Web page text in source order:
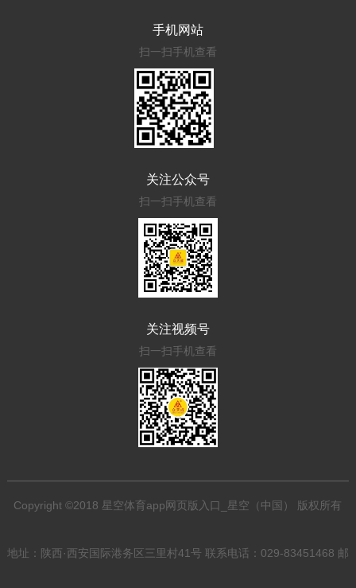
手机网站
扫一扫手机查看
关注公众号
扫一扫手机查看
关注视频号
扫一扫手机查看
Copyright ©2018 星空体育app网页版入口_星空（中国） 版权所有
地址：陕西·西安国际港务区三里村41号 联系电话：029-83451468 邮